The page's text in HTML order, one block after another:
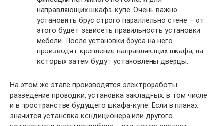
направляющих шкафа-купе. Очень важно
установить брус строго параллельно стене – от
этого будет зависеть правильность установки
мебели. После установки бруса на него
производят крепление направляющих шкафа, на
которых затем будут установлены дверцы.
На этом же этапе производятся электроработы:
разведение проводки, установка закладных, в том числе
и в пространстве будущего шкафа-купе. Если в планах
значится установка кондиционера или другого